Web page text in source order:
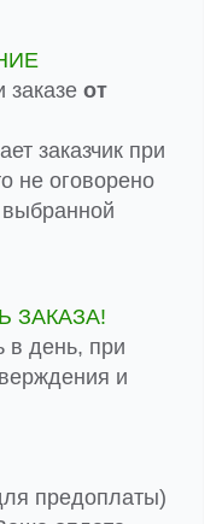
заказе от
заказчик при
не оговорено
ЗАКАЗА!
в день, при
и
предоплаты)